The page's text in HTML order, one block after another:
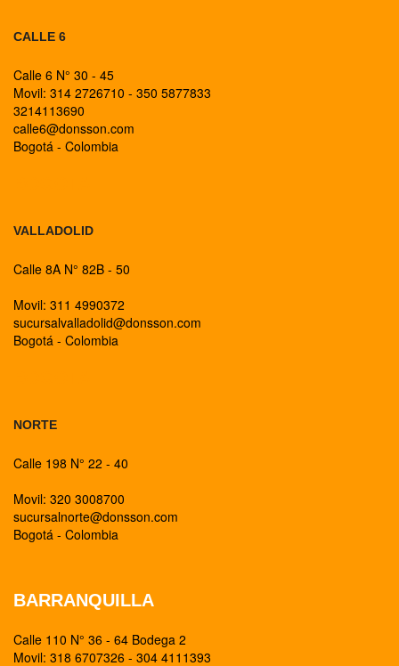
CALLE 6
Calle 6 N° 30 - 45
Movil: 314 2726710 - 350 5877833
3214113690
calle6@donsson.com
Bogotá - Colombia
VALLADOLID
Calle 8A N° 82B - 50
Movil: 311 4990372
sucursalvalladolid@donsson.com
Bogotá - Colombia
NORTE
Calle 198 N° 22 - 40
Movil: 320 3008700
sucursalnorte@donsson.com
Bogotá - Colombia
BARRANQUILLA
Calle 110 N° 36 - 64 Bodega 2
Movil: 318 6707326 - 304 4111393